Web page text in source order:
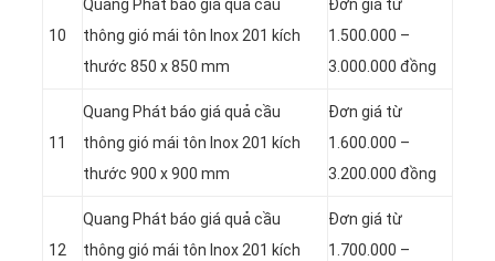
10
Quang Phát báo giá quả cầu
thông gió mái tôn Inox 201 kích
thước 850 x 850 mm
Đơn giá từ
1.500.000 –
3.000.000 đồng
11
Quang Phát báo giá quả cầu
thông gió mái tôn Inox 201 kích
thước 900 x 900 mm
Đơn giá từ
1.600.000 –
3.200.000 đồng
12
Quang Phát báo giá quả cầu
thông gió mái tôn Inox 201 kích
Đơn giá từ
1.700.000 –